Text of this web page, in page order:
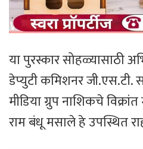
या पुरस्कार सोहळ्यासाठी
डेप्युटी कमिशनर
मीडिया ग्रुप नाशिकचे
राम बंधू मसाले हे उपस्थित